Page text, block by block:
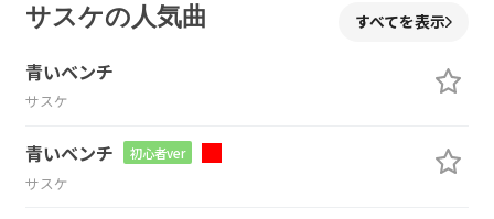
サスケの人気曲 すべてを表示
青いベンチ
サスケ
青いベンチ 初心者ver
サスケ